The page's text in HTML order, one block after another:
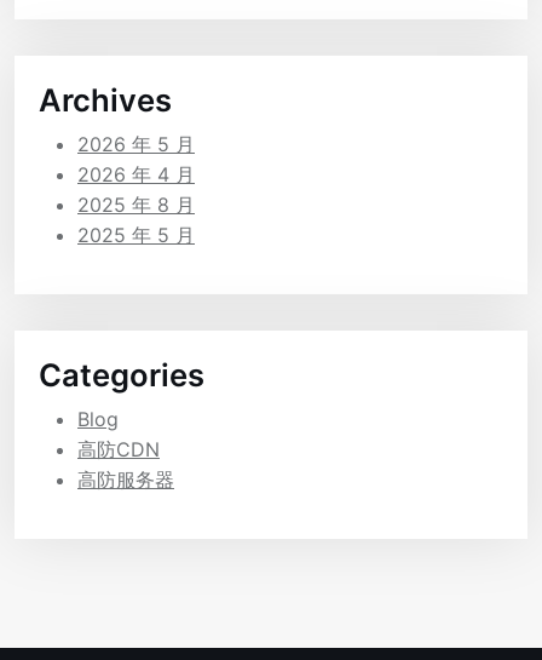
Archives
2026 年 5 月
2026 年 4 月
2025 年 8 月
2025 年 5 月
Categories
Blog
高防CDN
高防服务器